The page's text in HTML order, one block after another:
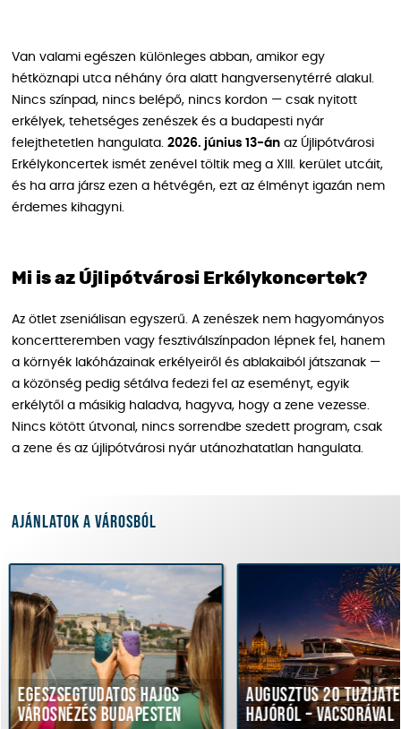
Van valami egészen különleges abban, amikor egy
hétköznapi utca néhány óra alatt hangversenytérré alakul.
Nincs színpad, nincs belépő, nincs kordon — csak nyitott
erkélyek, tehetséges zenészek és a budapesti nyár
felejthetetlen hangulata. 2026. június 13-án az Újlipótvárosi
Erkélykoncertek ismét zenével töltik meg a XIII. kerület utcáit,
és ha arra jársz ezen a hétvégén, ezt az élményt igazán nem
érdemes kihagyni.
Mi is az Újlipótvárosi Erkélykoncertek?
Az ötlet zseniálisan egyszerű. A zenészek nem hagyományos
koncertteremben vagy fesztiválszínpadon lépnek fel, hanem
a környék lakóházainak erkélyeiről és ablakaiból játszanak —
a közönség pedig sétálva fedezi fel az eseményt, egyik
erkélytől a másikig haladva, hagyva, hogy a zene vezesse.
Nincs kötött útvonal, nincs sorrendbe szedett program, csak
a zene és az újlipótvárosi nyár utánozhatatlan hangulata.
Ajánlatok a városból
hajós
Budapesten
Augusztus 20 tűzijáték
hajóról – vacsorával